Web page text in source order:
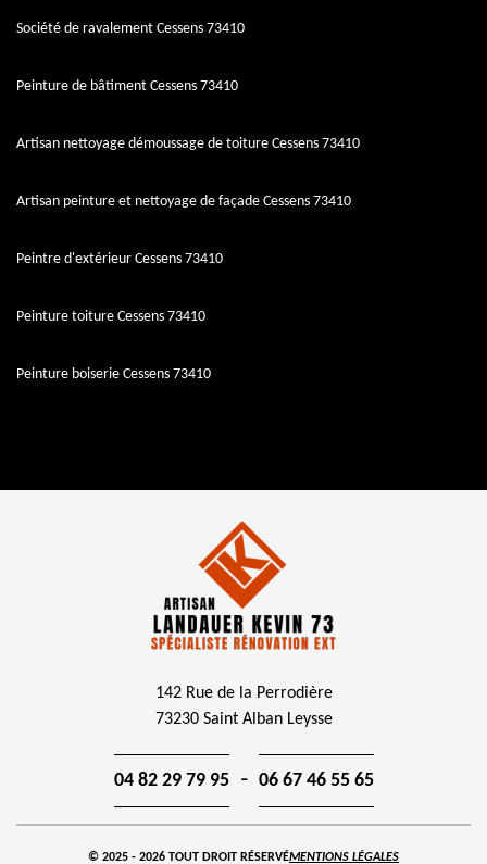
Société de ravalement Cessens 73410
Peinture de bâtiment Cessens 73410
Artisan nettoyage démoussage de toiture Cessens 73410
Artisan peinture et nettoyage de façade Cessens 73410
Peintre d'extérieur Cessens 73410
Peinture toiture Cessens 73410
Peinture boiserie Cessens 73410
142 Rue de la Perrodière
73230 Saint Alban Leysse
04 82 29 79 95 - 06 67 46 55 65
© 2025 - 2026 TOUT DROIT RÉSERVÉMENTIONS LÉGALES